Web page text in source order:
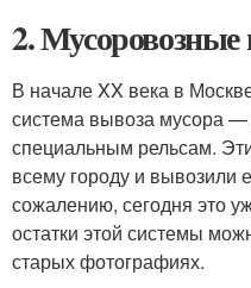
2. Мусоровозные
В начале XX века в
система вывоза мусора —
специальным рельсам.
всему городу и вывозили
сожалению, сегодня это
остатки этой системы
старых фотографиях.